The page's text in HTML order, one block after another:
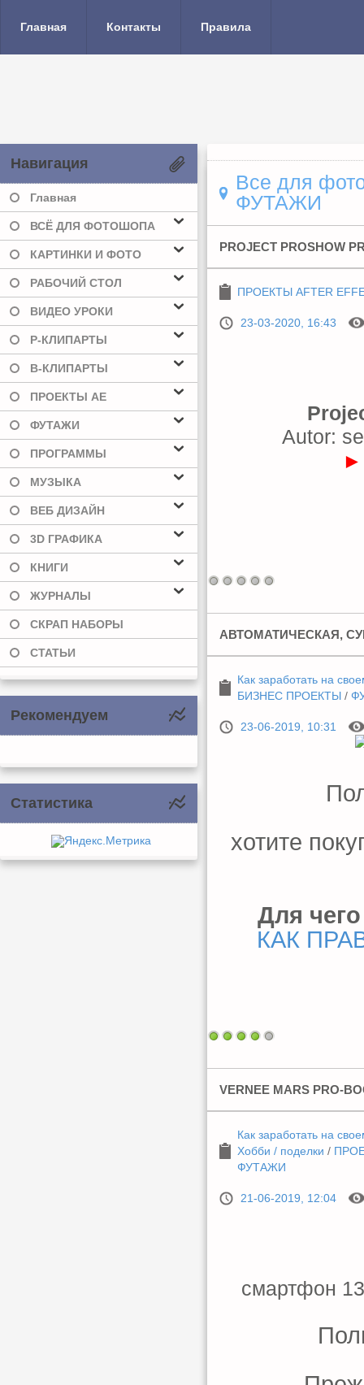
Главная Контакты Правила
Навигация
Главная
ВСЁ ДЛЯ ФОТОШОПА
КАРТИНКИ И ФОТО
РАБОЧИЙ СТОЛ
ВИДЕО УРОКИ
Р-КЛИПАРТЫ
В-КЛИПАРТЫ
ПРОЕКТЫ AE
ФУТАЖИ
ПРОГРАММЫ
МУЗЫКА
ВЕБ ДИЗАЙН
3D ГРАФИКА
КНИГИ
ЖУРНАЛЫ
СКРАП НАБОРЫ
СТАТЬИ
Рекомендуем
Статистика
Все для
ФУТАЖИ
PROJECT PROSHOW
ПРОЕКТЫ AFTER
23-03-2020, 16:43
Autor:
►
АВТОМАТИЧЕСКАЯ,
Как заработать на
БИЗНЕС ПРОЕКТЫ /
23-06-2019, 10:31
хотите
Для
КАК
VERNEE MARS
Как заработать на
Хобби / поделки /
ФУТАЖИ
21-06-2019, 12:04
смартфон